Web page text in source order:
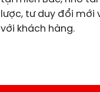
lược, tư duy đổi mới
với khách hàng.